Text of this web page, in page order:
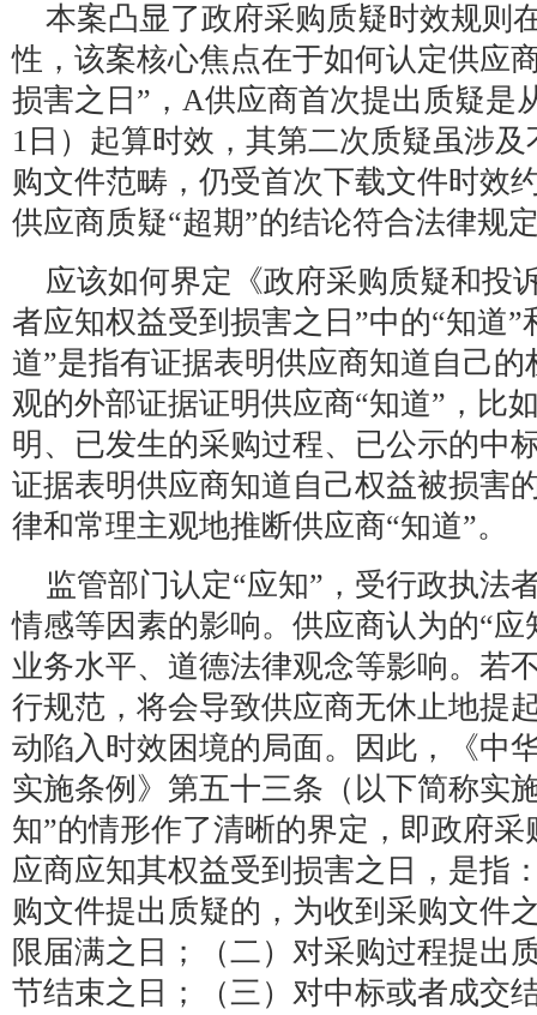
本案凸显了政府采购质疑时效规则
性，该案核心焦点在于如何认定供应
损害之日”，A供应商首次提出质疑是
1日）起算时效，其第二次质疑虽涉
购文件范畴，仍受首次下载文件时效
供应商质疑“超期”的结论符合法律规
应该如何界定《政府采购质疑和投
者应知权益受到损害之日”中的“知道”
道”是指有证据表明供应商知道自己
观的外部证据证明供应商“知道”，比
明、已发生的采购过程、已公示的中
证据表明供应商知道自己权益被损害
律和常理主观地推断供应商“知道”。
监管部门认定“应知”，受行政执法
情感等因素的影响。供应商认为的“
业务水平、道德法律观念等影响。若
行规范，将会导致供应商无休止地提
动陷入时效困境的局面。因此，《中
实施条例》第五十三条（以下简称实
知”的情形作了清晰的界定，即政府
应商应知其权益受到损害之日，是指
购文件提出质疑的，为收到采购文件
限届满之日；（二）对采购过程提出
节结束之日；（三）对中标或者成交